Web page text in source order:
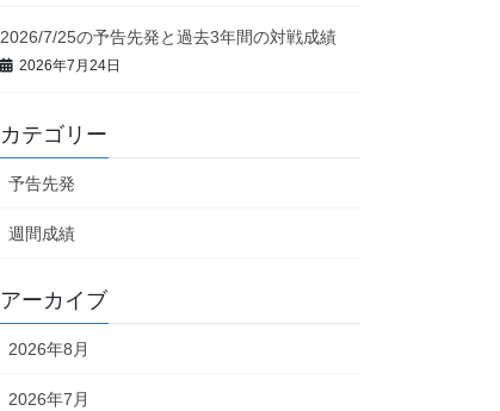
2026/7/25の予告先発と過去3年間の対戦成績
2026年7月24日
カテゴリー
予告先発
週間成績
アーカイブ
2026年8月
2026年7月